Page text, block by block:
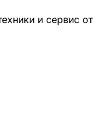
и сервис от